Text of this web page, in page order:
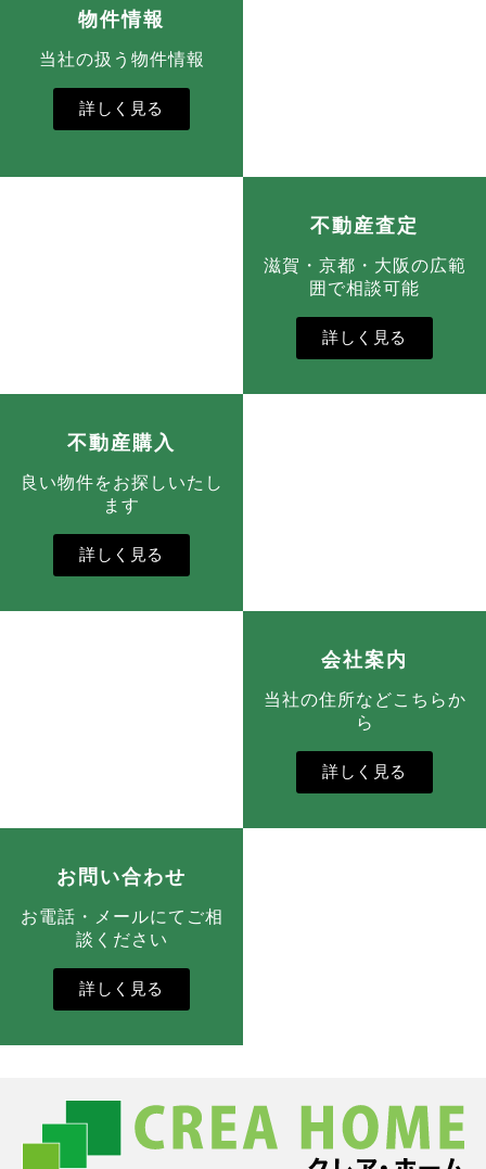
物件情報
当社の扱う物件情報
詳しく見る
不動産査定
滋賀・京都・大阪の広範
囲で相談可能
詳しく見る
不動産購入
良い物件をお探しいたし
ます
詳しく見る
会社案内
当社の住所などこちらか
ら
詳しく見る
お問い合わせ
お電話・メールにてご相
談ください
詳しく見る